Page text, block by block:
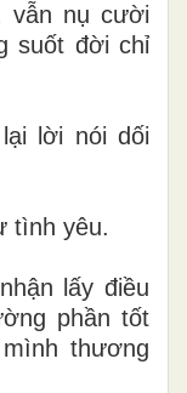
vẫn nụ cười
suốt đời chỉ
lời nói dối
tình yêu.
lấy điều
phần tốt
thương